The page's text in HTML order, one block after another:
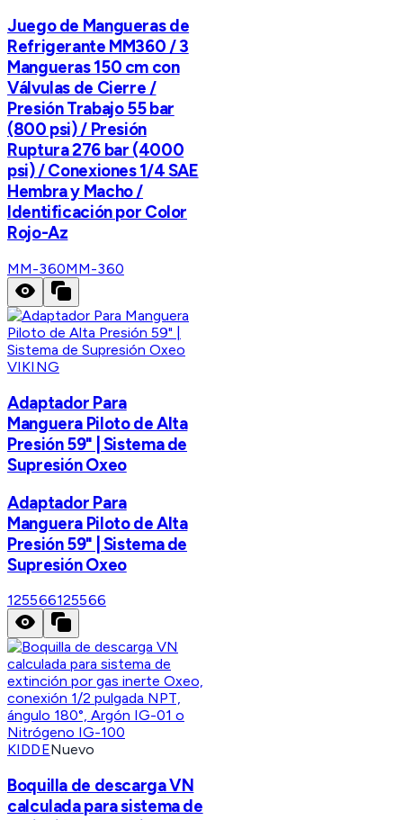
Juego de Mangueras de
Refrigerante MM360 / 3
Mangueras 150 cm con
Válvulas de Cierre /
Presión Trabajo 55 bar
(800 psi) / Presión
Ruptura 276 bar (4000
psi) / Conexiones 1/4 SAE
Hembra y Macho /
Identificación por Color
Rojo-Az
MM-360MM-360
VIKING
Adaptador Para
Manguera Piloto de Alta
Presión 59" | Sistema de
Supresión Oxeo
Adaptador Para
Manguera Piloto de Alta
Presión 59" | Sistema de
Supresión Oxeo
125566125566
KIDDENuevo
Boquilla de descarga VN
calculada para sistema de